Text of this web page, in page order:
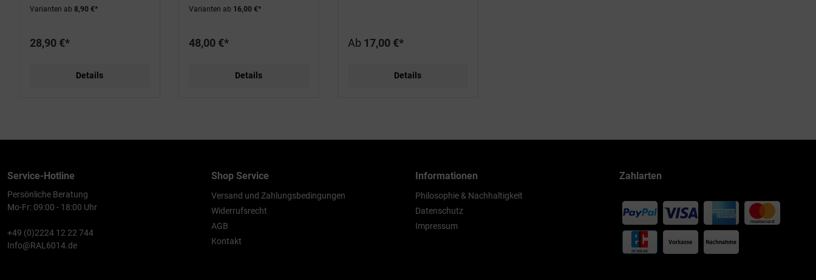
Varianten ab 8,90 €*
28,90 €*
Details
Varianten ab 16,00 €*
48,00 €*
Details
Ab 17,00 €*
Details
Service-Hotline
Persönliche Beratung
Mo-Fr: 09:00 - 18:00 Uhr
+49 (0)2224 12 22 744
Info@RAL6014.de
Shop Service
Versand und Zahlungsbedingungen
Widerrufsrecht
AGB
Kontakt
Informationen
Philosophie & Nachhaltigkeit
Datenschutz
Impressum
Zahlarten